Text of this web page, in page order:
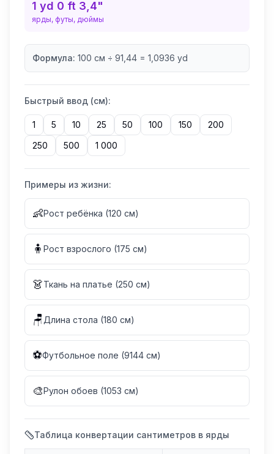
1 yd 0 ft 3,4"
ярды, футы, дюймы
Формула: 100 см ÷ 91,44 = 1,0936 yd
Быстрый ввод (см):
1 5 10 25 50 100 150
200
250
500 1 000
Примеры из жизни:
👶Рост ребёнка (120 см)
🧍 Рост взрослого (175 см)
👗Ткань на платье (250 см)
🪑 Длина стола (180 см)
⚽Футбольное поле (9144 см)
🎨Рулон обоев (1053 см)
Таблица конвертации сантиметров в ярды